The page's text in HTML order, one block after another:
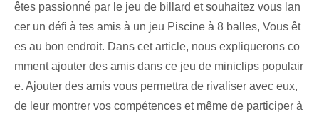
êtes passionné par le jeu de billard et souhaitez vous lan
cer un défi à tes amis à un jeu Piscine à 8 balles, Vous êt
es au bon endroit. Dans cet article, nous expliquerons co
mment ajouter des amis dans ce jeu de miniclips populair
e. Ajouter des amis vous permettra de rivaliser avec eux,
de leur montrer vos compétences et même de participer à